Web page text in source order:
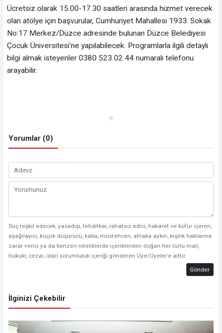
Ücretsiz olarak 15.00-17.30 saatleri arasında hizmet verecek
olan atölye için başvurular, Cumhuriyet Mahallesi 1933. Sokak
No:17 Merkez/Düzce adresinde bulunan Düzce Belediyesi
Çocuk Üniversitesi’ne yapılabilecek. Programlarla ilgili detaylı
bilgi almak isteyenler 0380 523 02 44 numaralı telefonu
arayabilir.
#
Yorumlar (0)
Suç teşkil edecek, yasadışı, tehditkar, rahatsız edici, hakaret ve küfür içeren,
aşağılayıcı, küçük düşürücü, kaba, müstehcen, ahlaka aykırı, kişilik haklarına
zarar verici ya da benzeri niteliklerde içeriklerden doğan her türlü mali,
hukuki, cezai, idari sorumluluk içeriği gönderen Üye/Üyeler’e aittir.
Gönder
İlginizi Çekebilir